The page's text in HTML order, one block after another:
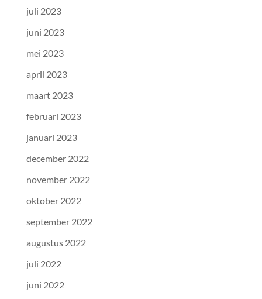
juli 2023
juni 2023
mei 2023
april 2023
maart 2023
februari 2023
januari 2023
december 2022
november 2022
oktober 2022
september 2022
augustus 2022
juli 2022
juni 2022